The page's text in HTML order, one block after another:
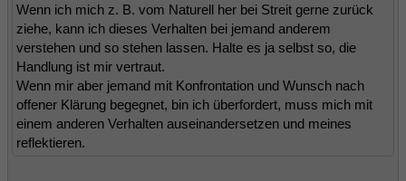
Wenn ich mich z. B. vom Naturell her bei Streit gerne zurück
ziehe, kann ich dieses Verhalten bei jemand anderem
verstehen und so stehen lassen. Halte es ja selbst so, die
Handlung ist mir vertraut.
Wenn mir aber jemand mit Konfrontation und Wunsch nach
offener Klärung begegnet, bin ich überfordert, muss mich mit
einem anderen Verhalten auseinandersetzen und meines
reflektieren.